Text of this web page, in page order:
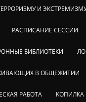
И
РАСПИСАНИЕ СЕССИИ
БИБЛИОТЕКИ
В ОБЩЕЖИТИИ
РАБОТА КОПИЛКА